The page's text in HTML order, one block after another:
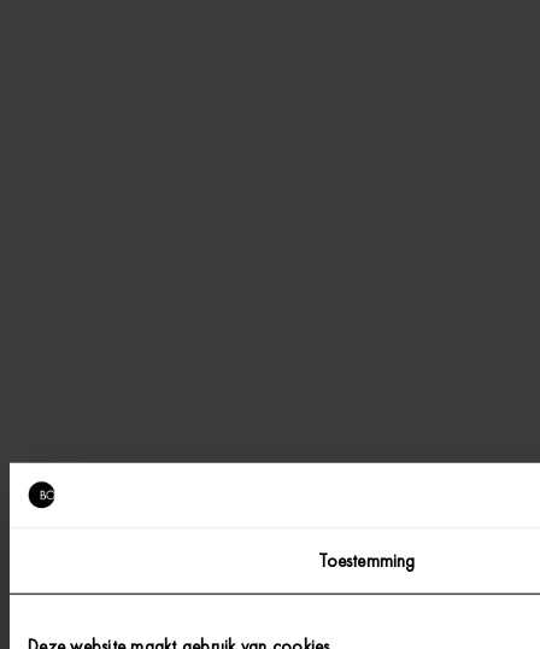
Toestemming